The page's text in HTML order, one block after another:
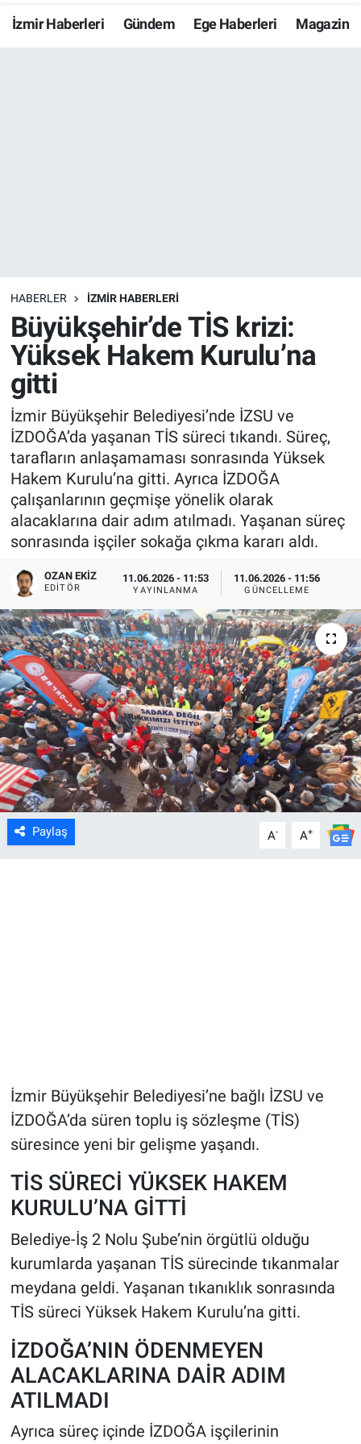
İzmir Haberleri Gündem Ege Haberleri Magazin
HABERLER İZMİR HABERLERİ
Büyükşehir’de TİS krizi:
Yüksek Hakem Kurulu’na
gitti
İzmir Büyükşehir Belediyesi’nde İZSU ve
İZDOĞA’da yaşanan TİS süreci tıkandı. Süreç,
tarafların anlaşamaması sonrasında Yüksek
Hakem Kurulu’na gitti. Ayrıca İZDOĞA
çalışanlarının geçmişe yönelik olarak
alacaklarına dair adım atılmadı. Yaşanan süreç
sonrasında işçiler sokağa çıkma kararı aldı.
OZAN EKIZ
EDITÖR
11.06.2026 - 11:53
YAYINLANMA
11.06.2026 - 11:56
GÜNCELLEME
Paylaş A- A+
İzmir Büyükşehir Belediyesi’ne bağlı İZSU ve
İZDOĞA’da süren toplu iş sözleşme (TİS)
süresince yeni bir gelişme yaşandı.
TİS SÜRECİ YÜKSEK HAKEM
KURULU’NA GİTTİ
Belediye-İş 2 Nolu Şube’nin örgütlü olduğu
kurumlarda yaşanan TİS sürecinde tıkanmalar
meydana geldi. Yaşanan tıkanıklık sonrasında
TİS süreci Yüksek Hakem Kurulu’na gitti.
İZDOĞA’NIN ÖDENMEYEN
ALACAKLARINA DAİR ADIM
ATILMADI
Ayrıca süreç içinde İZDOĞA işçilerinin
Resmi İlanlar